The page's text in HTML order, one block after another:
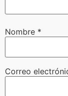
Nombre *
Correo